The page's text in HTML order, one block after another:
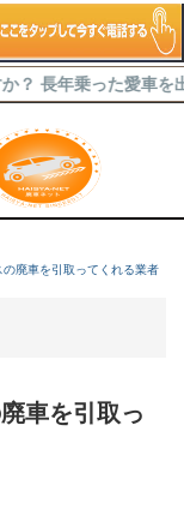
車を出来るだけ
廃車を引取ってくれる業者
車を引取っ